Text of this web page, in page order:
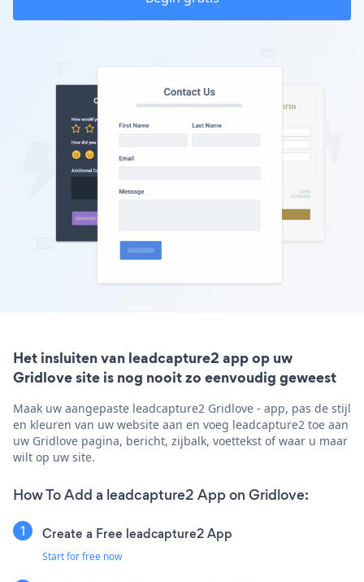
Het insluiten van leadcapture2 app op uw
Gridlove site is nog nooit zo eenvoudig geweest
Maak uw aangepaste leadcapture2 Gridlove - app, pas de stijl
en kleuren van uw website aan en voeg leadcapture2 toe aan
uw Gridlove pagina, bericht, zijbalk, voettekst of waar u maar
wilt op uw site.
How To Add a leadcapture2 App on Gridlove:
Create a Free leadcapture2 App
Start for free now